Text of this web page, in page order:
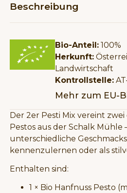
Beschreibung
Bio-Anteil:100%
Herkunft:
Landwirtschaft
Kontrollstelle:
Mehr zum EU-
Der 2er Pesti Mix vereint
Pestos aus der Schalk Mühle
unterschiedliche
kennenzulernen oder als
Enthalten sind:
1 × Bio Hanfnuss Pesto